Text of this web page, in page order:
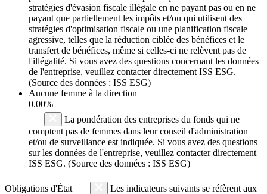
stratégies d'évasion fiscale illégale en ne payant pas ou en ne
payant que partiellement les impôts et/ou qui utilisent des
stratégies d'optimisation fiscale ou une planification fiscale
agressive, telles que la réduction ciblée des bénéfices et le
transfert de bénéfices, même si celles-ci ne relèvent pas de
l'illégalité. Si vous avez des questions concernant les données
de l'entreprise, veuillez contacter directement ISS ESG.
(Source des données : ISS ESG)
Aucune femme à la direction
0.00%
La pondération des entreprises du fonds qui ne
comptent pas de femmes dans leur conseil d'administration
et/ou de surveillance est indiquée. Si vous avez des questions
sur les données de l'entreprise, veuillez contacter directement
ISS ESG. (Source des données : ISS ESG)
Obligations d'État
Les indicateurs suivants se réfèrent aux